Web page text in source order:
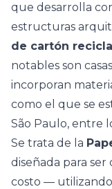
que desarrolla
estructuras
de cartón
notables son
incorporan
como el que se
São Paulo, entre
Se trata de la
diseñada para
costo —